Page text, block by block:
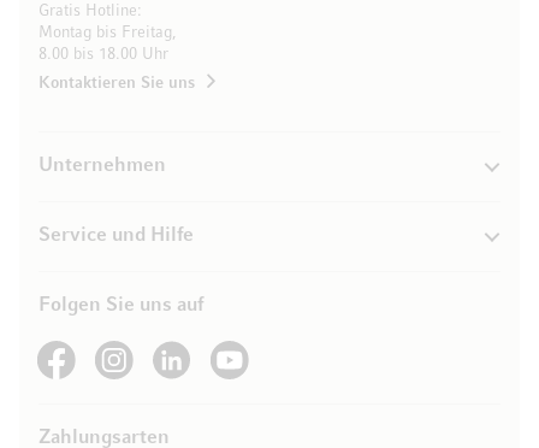
Gratis Hotline:
Montag bis Freitag,
8.00 bis 18.00 Uhr
Kontaktieren Sie uns
Unternehmen
Service und Hilfe
Folgen Sie uns auf
See our FacebookSee our Instagram account
See our LinkedInSee our YouTube channel
Zahlungsarten